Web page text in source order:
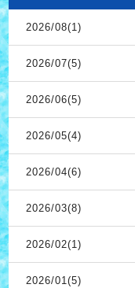
2026/08(1)
2026/07(5)
2026/06(5)
2026/05(4)
2026/04(6)
2026/03(8)
2026/02(1)
2026/01(5)